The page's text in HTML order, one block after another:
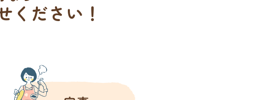
ください！